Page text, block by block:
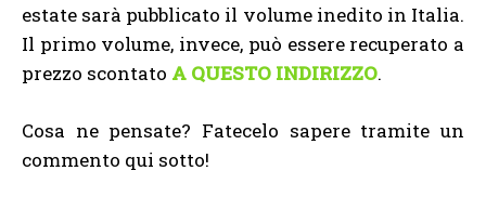
estate sarà pubblicato il volume inedito in Italia.
Il primo volume, invece, può essere recuperato a
prezzo scontato A QUESTO INDIRIZZO.
Cosa ne pensate? Fatecelo sapere tramite un
commento qui sotto!